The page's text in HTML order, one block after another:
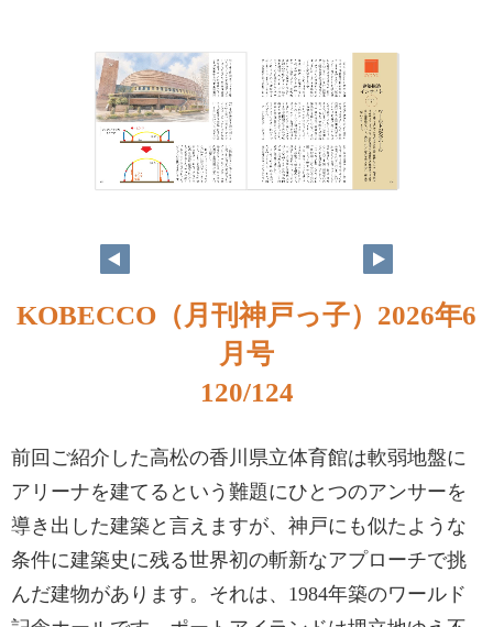
KOBECCO（月刊神戸っ子）2026年6
月号
120/124
前回ご紹介した高松の香川県立体育館は軟弱地盤に
アリーナを建てるという難題にひとつのアンサーを
導き出した建築と言えますが、神戸にも似たような
条件に建築史に残る世界初の斬新なアプローチで挑
んだ建物があります。それは、1984年築のワールド